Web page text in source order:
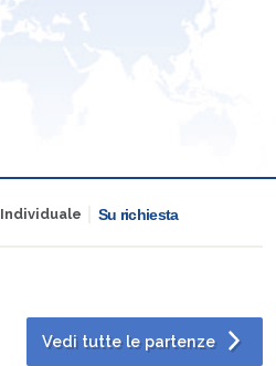
Individuale Su richiesta
Vedi tutte le partenze